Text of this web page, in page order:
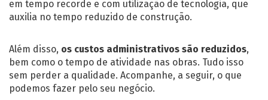
em tempo recorde e com utilização de tecnologia, que
auxilia no tempo reduzido de construção.
Além disso, os custos administrativos são reduzidos,
bem como o tempo de atividade nas obras. Tudo isso
sem perder a qualidade. Acompanhe, a seguir, o que
podemos fazer pelo seu negócio.